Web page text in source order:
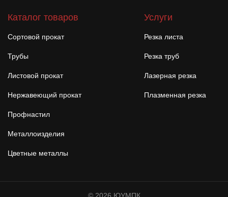
Каталог товаров
Сортовой прокат
Трубы
Листовой прокат
Нержавеющий прокат
Профнастил
Металлоизделия
Цветные металлы
Услуги
Резка листа
Резка труб
Лазерная резка
Плазменная резка